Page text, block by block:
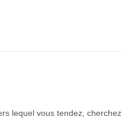
lequel vous tendez, cherchez